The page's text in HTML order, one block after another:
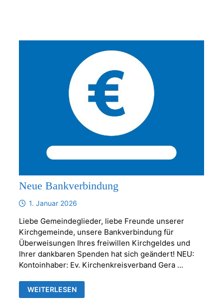
Neue Bankverbindung
1. Januar 2026
Liebe Gemeindeglieder, liebe Freunde unserer
Kirchgemeinde, unsere Bankverbindung für
Überweisungen Ihres freiwillen Kirchgeldes und
Ihrer dankbaren Spenden hat sich geändert! NEU:
Kontoinhaber: Ev. Kirchenkreisverband Gera …
NEUE
BANKVERBINDUNG
WEITERLESEN